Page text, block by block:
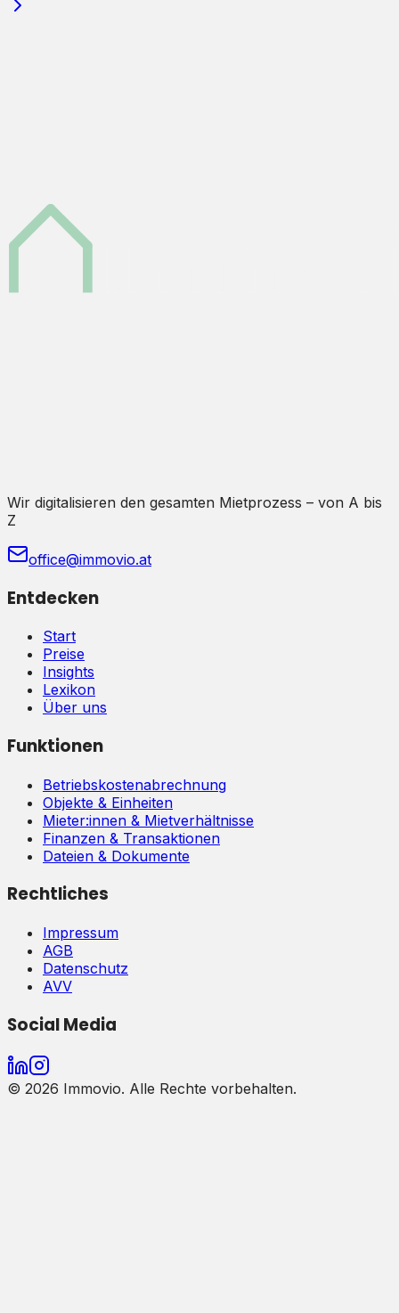
Wir digitalisieren den gesamten Mietprozess – von A bis
Z
office@immovio.at
Entdecken
Start
Preise
Insights
Lexikon
Über uns
Funktionen
Betriebskostenabrechnung
Objekte & Einheiten
Mieter:innen & Mietverhältnisse
Finanzen & Transaktionen
Dateien & Dokumente
Rechtliches
Impressum
AGB
Datenschutz
AVV
Social Media
© 2026 Immovio. Alle Rechte vorbehalten.